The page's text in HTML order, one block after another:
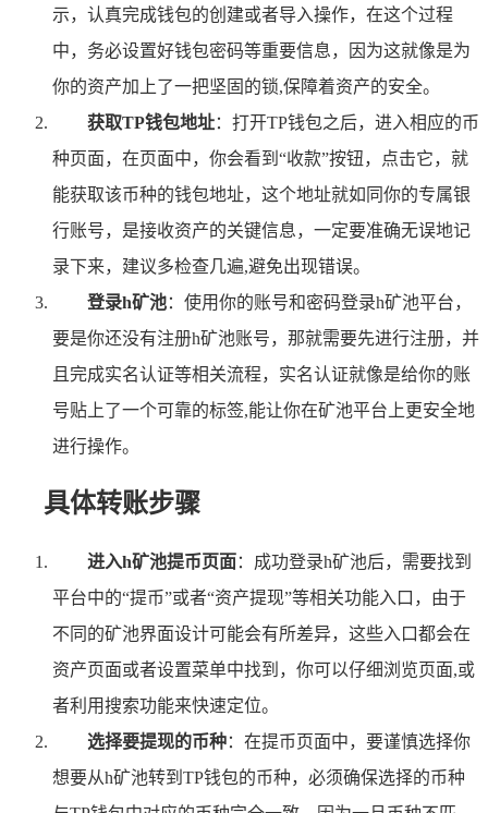
示，认真完成钱包的创建或者导入操作，在这个过程
中，务必设置好钱包密码等重要信息，因为这就像是为
你的资产加上了一把坚固的锁,保障着资产的安全。
获取TP钱包地址：打开TP钱包之后，进入相应的币
种页面，在页面中，你会看到“收款”按钮，点击它，就
能获取该币种的钱包地址，这个地址就如同你的专属银
行账号，是接收资产的关键信息，一定要准确无误地记
录下来，建议多检查几遍,避免出现错误。
登录h矿池：使用你的账号和密码登录h矿池平台，
要是你还没有注册h矿池账号，那就需要先进行注册，并
且完成实名认证等相关流程，实名认证就像是给你的账
号贴上了一个可靠的标签,能让你在矿池平台上更安全地
进行操作。
具体转账步骤
进入h矿池提币页面：成功登录h矿池后，需要找到
平台中的“提币”或者“资产提现”等相关功能入口，由于
不同的矿池界面设计可能会有所差异，这些入口都会在
资产页面或者设置菜单中找到，你可以仔细浏览页面,或
者利用搜索功能来快速定位。
选择要提现的币种：在提币页面中，要谨慎选择你
想要从h矿池转到TP钱包的币种，必须确保选择的币种